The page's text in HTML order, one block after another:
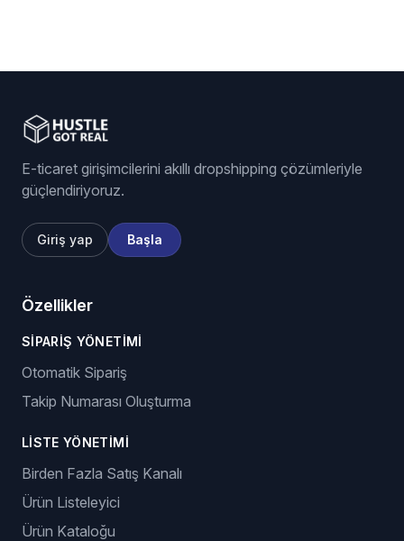
E-ticaret girişimcilerini akıllı dropshipping çözümleriyle
güçlendiriyoruz.
Giriş yap Başla
Özellikler
SIPARIŞ YÖNETIMI
Otomatik Sipariş
Takip Numarası Oluşturma
LISTE YÖNETIMI
Birden Fazla Satış Kanalı
Ürün Listeleyici
Ürün Kataloğu